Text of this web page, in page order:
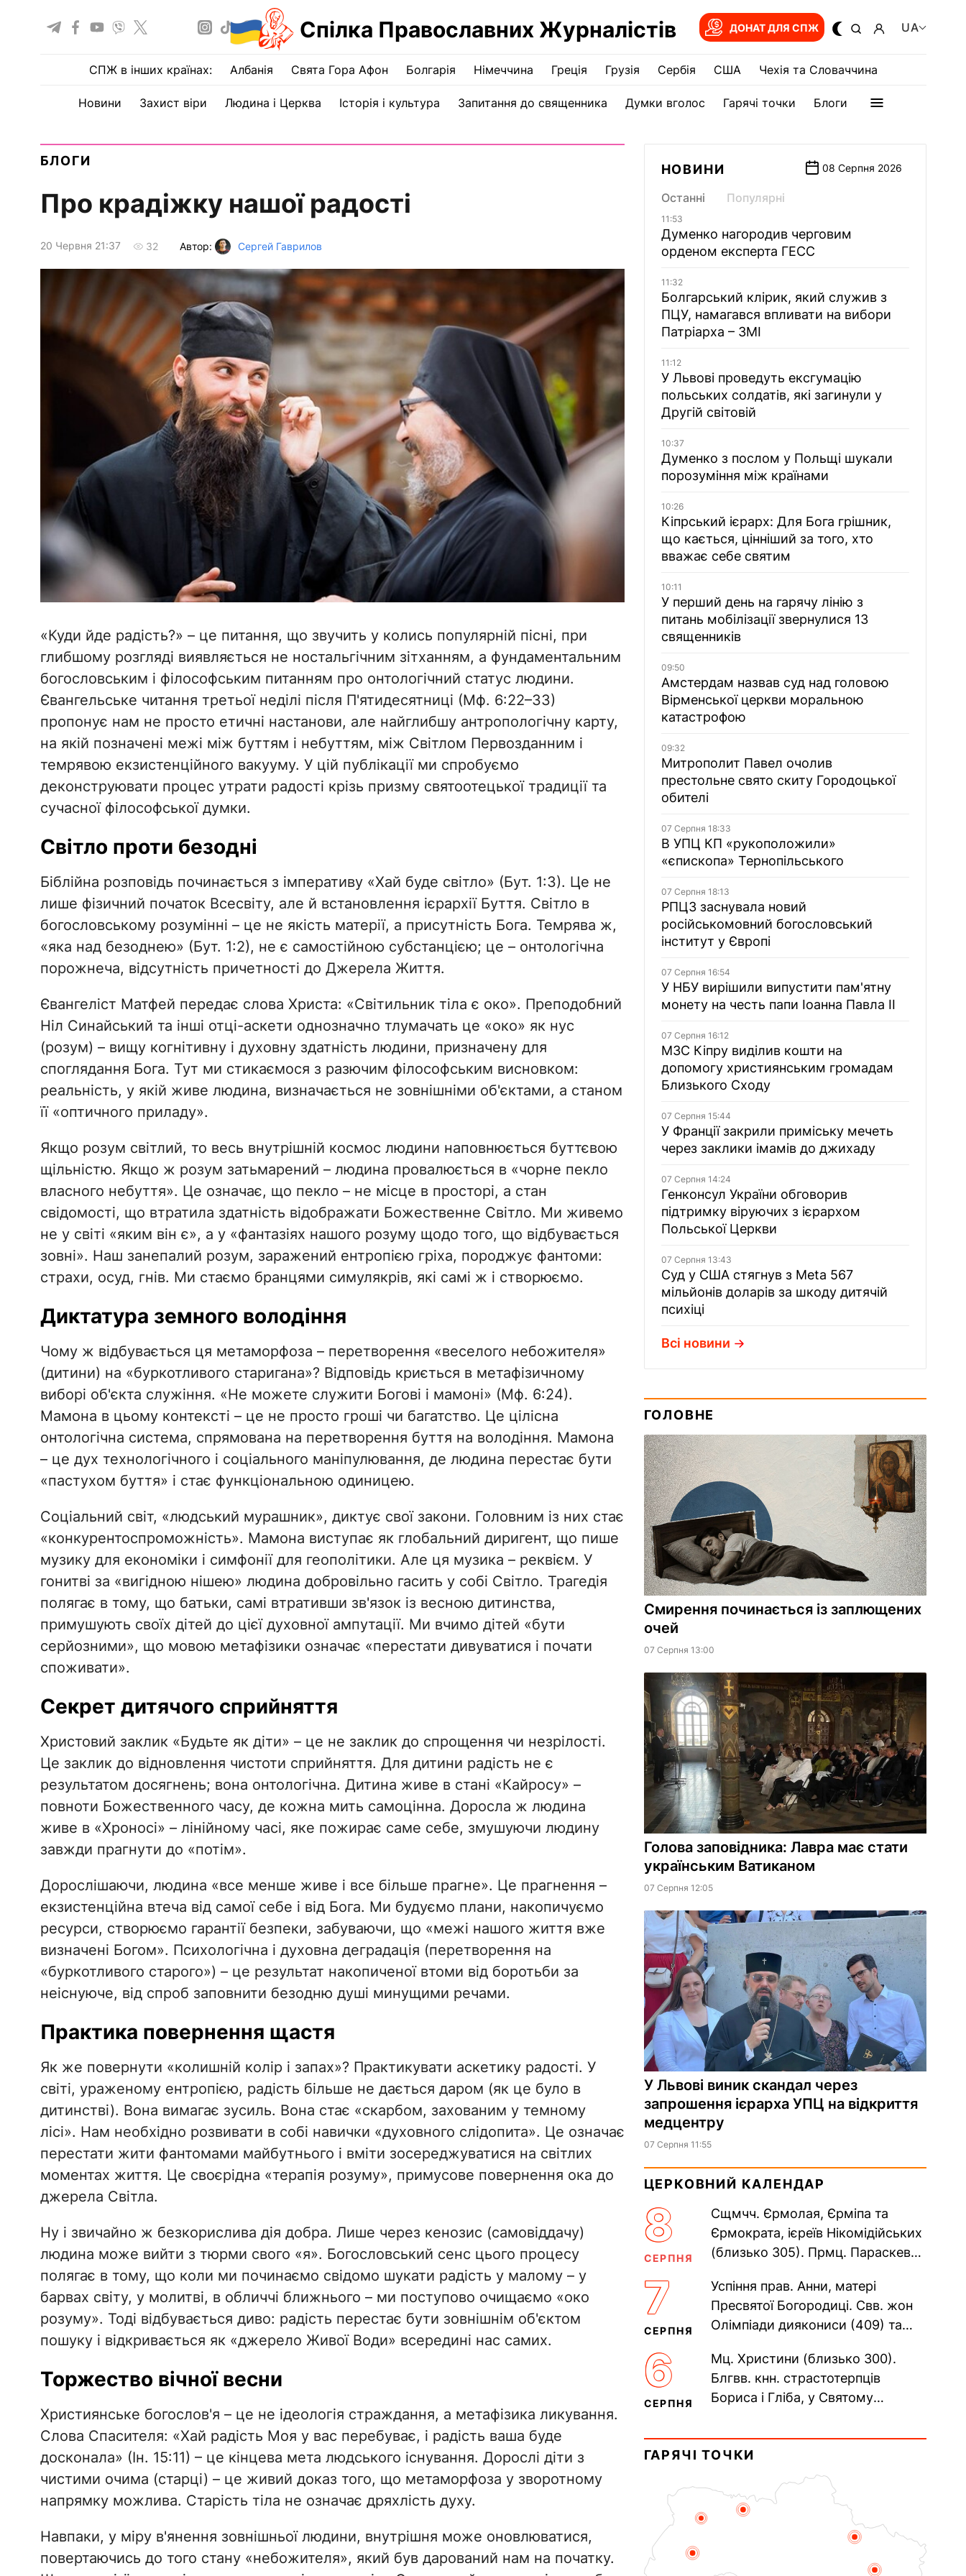
Спілка Православних Журналістів ДОНАТ ДЛЯ СПЖ UA
СПЖ в інших країнах: Албанія Свята Гора Афон Болгарія Німеччина Греція Грузія Сербія США Чехія та Словаччина
Новини Захист віри Людина і Церква Історія і культура Запитання до священника Думки вголос Гарячі точки Блоги
БЛОГИ
Про крадіжку нашої радості
20 Червня 21:37 32 Автор: Сергей Гаврилов
​«Куди йде радість?» – це питання, що звучить у колись популярній пісні, при
глибшому розгляді виявляється не ностальгічним зітханням, а фундаментальним
богословським і філософським питанням про онтологічний статус людини.
Євангельське читання третьої неділі після П'ятидесятниці (Мф. 6:22–33)
пропонує нам не просто етичні настанови, але найглибшу антропологічну карту,
на якій позначені межі між буттям і небуттям, між Світлом Первозданним і
темрявою екзистенційного вакууму. У цій публікації ми спробуємо
деконструювати процес утрати радості крізь призму святоотецької традиції та
сучасної філософської думки.
​Світло проти безодні
​Біблійна розповідь починається з імперативу «Хай буде світло» (Бут. 1:3). Це не
лише фізичний початок Всесвіту, але й встановлення ієрархії Буття. Світло в
богословському розумінні – це не якість матерії, а присутність Бога. Темрява ж,
«яка над безоднею» (Бут. 1:2), не є самостійною субстанцією; це – онтологічна
порожнеча, відсутність причетності до Джерела Життя.
​Євангеліст Матфей передає слова Христа: «Світильник тіла є око». Преподобний
Ніл Синайський та інші отці-аскети однозначно тлумачать це «око» як нус
(розум) – вищу когнітивну і духовну здатність людини, призначену для
споглядання Бога. Тут ми стикаємося з разючим філософським висновком:
реальність, у якій живе людина, визначається не зовнішніми об'єктами, а станом
її «оптичного приладу».
​Якщо розум світлий, то весь внутрішній космос людини наповнюється буттєвою
щільністю. Якщо ж розум затьмарений – людина провалюється в «чорне пекло
власного небуття». Це означає, що пекло – не місце в просторі, а стан
свідомості, що втратила здатність відображати Божественне Світло. Ми живемо
не у світі «яким він є», а у «фантазіях нашого розуму щодо того, що відбувається
зовні». Наш занепалий розум, заражений ентропією гріха, породжує фантоми:
страхи, осуд, гнів. Ми стаємо бранцями симулякрів, які самі ж і створюємо.
​Диктатура земного володіння
​Чому ж відбувається ця метаморфоза – перетворення «веселого небожителя»
(дитини) на «буркотливого старигана»? Відповідь криється в метафізичному
виборі об'єкта служіння. «Не можете служити Богові і мамоні» (Мф. 6:24).
Мамона в цьому контексті – це не просто гроші чи багатство. Це цілісна
онтологічна система, спрямована на перетворення буття на володіння. Мамона
– це дух технологічного і соціального маніпулювання, де людина перестає бути
«пастухом буття» і стає функціональною одиницею.
​Соціальний світ, «людський мурашник», диктує свої закони. Головним із них стає
«конкурентоспроможність». Мамона виступає як глобальний диригент, що пише
музику для економіки і симфонії для геополітики. Але ця музика – реквієм. У
гонитві за «вигідною нішею» людина добровільно гасить у собі Світло. Трагедія
полягає в тому, що батьки, самі втративши зв'язок із весною дитинства,
примушують своїх дітей до цієї духовної ампутації. Ми вчимо дітей «бути
серйозними», що мовою метафізики означає «перестати дивуватися і почати
споживати».
​Секрет дитячого сприйняття
​Христовий заклик «Будьте як діти» – це не заклик до спрощення чи незрілості.
Це заклик до відновлення чистоти сприйняття. Для дитини радість не є
результатом досягнень; вона онтологічна. Дитина живе в стані «Кайросу» –
повноти Божественного часу, де кожна мить самоцінна. Доросла ж людина
живе в «Хроносі» – лінійному часі, яке пожирає саме себе, змушуючи людину
завжди прагнути до «потім».
​Дорослішаючи, людина «все менше живе і все більше прагне». Це прагнення –
екзистенційна втеча від самої себе і від Бога. Ми будуємо плани, накопичуємо
ресурси, створюємо гарантії безпеки, забуваючи, що «межі нашого життя вже
визначені Богом». Психологічна і духовна деградація (перетворення на
«буркотливого старого») – це результат накопиченої втоми від боротьби за
неіснуюче, від спроб заповнити безодню душі минущими речами.
​Практика повернення щастя
​Як же повернути «колишній колір і запах»? Практикувати аскетику радості. У
світі, ураженому ентропією, радість більше не дається даром (як це було в
дитинстві). Вона вимагає зусиль. Вона стає «скарбом, захованим у темному
лісі». Нам необхідно розвивати в собі навички «духовного слідопита». Це означає
перестати жити фантомами майбутнього і вміти зосереджуватися на світлих
моментах життя. Це своєрідна «терапія розуму», примусове повернення ока до
джерела Світла.
​Ну і звичайно ж безкорислива дія добра. Лише через кенозис (самовіддачу)
людина може вийти з тюрми свого «я». Богословський сенс цього процесу
полягає в тому, що коли ми починаємо свідомо шукати радість у малому – у
барвах світу, у молитві, в обличчі ближнього – ми поступово очищаємо «око
розуму». Тоді відбувається диво: радість перестає бути зовнішнім об'єктом
пошуку і відкривається як «джерело Живої Води» всередині нас самих.
​Торжество вічної весни
​Християнське богослов'я – це не ідеологія страждання, а метафізика ликування.
Слова Спасителя: «Хай радість Моя у вас перебуває, і радість ваша буде
досконала» (Ін. 15:11) – це кінцева мета людського існування. Дорослі діти з
чистими очима (старці) – це живий доказ того, що метаморфоза у зворотному
напрямку можлива. Старість тіла не означає дряхлість духу.
​Навпаки, у міру в'янення зовнішньої людини, внутрішня може оновлюватися,
повертаючись до того стану «небожителя», який був дарований нам на початку.
НОВИНИ 08 Серпня 2026
Останні Популярні
11:53
Думенко нагородив черговим
орденом експерта ГЕСС
11:32
Болгарський клірик, який служив з
ПЦУ, намагався впливати на вибори
Патріарха – ЗМІ
11:12
У Львові проведуть ексгумацію
польських солдатів, які загинули у
Другій світовій
10:37
Думенко з послом у Польщі шукали
порозуміння між країнами
10:26
Кіпрський ієрарх: Для Бога грішник,
що кається, цінніший за того, хто
вважає себе святим
10:11
У перший день на гарячу лінію з
питань мобілізації звернулися 13
священників
09:50
Амстердам назвав суд над головою
Вірменської церкви моральною
катастрофою
09:32
Митрополит Павел очолив
престольне свято скиту Городоцької
обителі
07 Серпня 18:33
В УПЦ КП «рукоположили»
«єпископа» Тернопільського
07 Серпня 18:13
РПЦЗ заснувала новий
російськомовний богословський
інститут у Європі
07 Серпня 16:54
У НБУ вирішили випустити пам'ятну
монету на честь папи Іоанна Павла II
07 Серпня 16:12
МЗС Кіпру виділив кошти на
допомогу християнським громадам
Близького Сходу
07 Серпня 15:44
У Франції закрили приміську мечеть
через заклики імамів до джихаду
07 Серпня 14:24
Генконсул України обговорив
підтримку віруючих з ієрархом
Польської Церкви
07 Серпня 13:43
Суд у США стягнув з Meta 567
мільйонів доларів за шкоду дитячій
психіці
Всі новини
ГОЛОВНЕ
Смирення починається із заплющених
очей
07 Серпня 13:00
Голова заповідника: Лавра має стати
українським Ватиканом
07 Серпня 12:05
У Львові виник скандал через
запрошення ієрарха УПЦ на відкриття
медцентру
07 Серпня 11:55
ЦЕРКОВНИЙ КАЛЕНДАР
8
СЕРПНЯ
Сщмчч. Єрмолая, Єрміпа та
Єрмократа, ієреїв Нікомідійських
(близько 305). Прмц. Параскеви
Печерського, в Ближніх...
7
СЕРПНЯ
Успіння прав. Анни, матері
Пресвятої Богородиці. Свв. жон
Олімпіади диякониси (409) та
Пам’ять V Вселенського...
6
СЕРПНЯ
Мц. Христини (близько 300).
Блгвв. кнн. страстотерпців
Бориса і Гліба, у Святому
Прп. Полікарпа, архімандрита...
ГАРЯЧІ ТОЧКИ